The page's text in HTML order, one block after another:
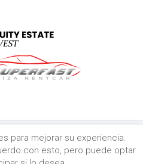
© All Rights
para mejorar su experiencia.
con esto, pero puede optar